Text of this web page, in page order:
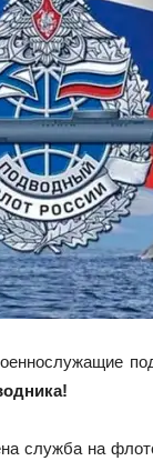
служба на